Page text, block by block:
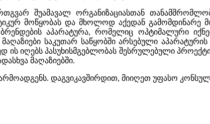
შუამავალ ორგანიზაციასთან
მოწყობას და მხოლოდ აქედან გამომდინარე
აპარატურა, რომელიც ოპტიმალური
საკუთარ საწყობში არსებული
ის იღებს პასუხისმგებლობას შესრულებული
მაღაზიებში.
დაგვიკავშირდით, მიიღეთ უფასო